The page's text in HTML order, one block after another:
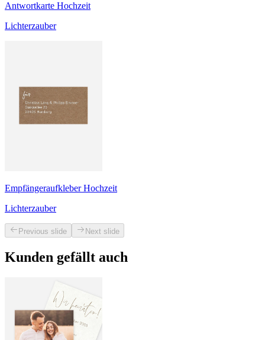
Antwortkarte Hochzeit
Lichterzauber
Empfängeraufkleber Hochzeit
Lichterzauber
Previous slide Next slide
Kunden gefällt auch